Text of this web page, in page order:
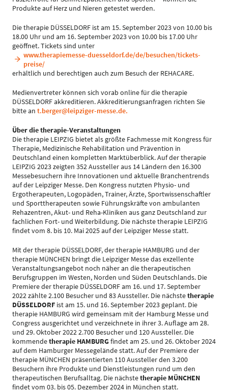
Produkte auf Herz und Nieren getestet werden.
Die therapie DÜSSELDORF ist am 15. September 2023 von 10.00 bis
18.00 Uhr und am 16. September 2023 von 10.00 bis 17.00 Uhr
geöffnet. Tickets sind unter
www.therapiemesse-duesseldorf.de/de/besuchen/tickets-
preise/
erhältlich und berechtigen auch zum Besuch der REHACARE.
Medienvertreter können sich vorab online für die therapie
DÜSSELDORF akkreditieren. Akkreditierungsanfragen richten Sie
bitte an t.berger@leipziger-messe.de.
Über die therapie-Veranstaltungen
Die therapie LEIPZIG bietet als größte Fachmesse mit Kongress für
Therapie, Medizinische Rehabilitation und Prävention in
Deutschland einen kompletten Marktüberblick. Auf der therapie
LEIPZIG 2023 zeigten 352 Aussteller aus 14 Ländern den 16.300
Messebesuchern ihre Innovationen und aktuelle Branchentrends
auf der Leipziger Messe. Den Kongress nutzten Physio- und
Ergotherapeuten, Logopäden, Trainer, Ärzte, Sportwissenschaftler
und Sporttherapeuten sowie Führungskräfte von ambulanten
Rehazentren, Akut- und Reha-Kliniken aus ganz Deutschland zur
fachlichen Fort- und Weiterbildung. Die nächste therapie LEIPZIG
findet vom 8. bis 10. Mai 2025 auf der Leipziger Messe statt.
Mit der therapie DÜSSELDORF, der therapie HAMBURG und der
therapie MÜNCHEN bringt die Leipziger Messe das exzellente
Veranstaltungsangebot noch näher an die therapeutischen
Berufsgruppen im Westen, Norden und Süden Deutschlands. Die
Premiere der therapie DÜSSELDORF am 16. und 17. September
2022 zählte 2.100 Besucher und 83 Aussteller. Die nächstetherapie
DÜSSELDORF ist am 15. und 16. September 2023 geplant. Die
therapie HAMBURG wird gemeinsam mit der Hamburg Messe und
Congress ausgerichtet und verzeichnete in ihrer 3. Auflage am 28.
und 29. Oktober 2022 2.700 Besucher und 120 Aussteller. Die
kommendetherapie HAMBURGfindet am 25. und 26. Oktober 2024
auf dem Hamburger Messegelände statt. Auf der Premiere der
therapie MÜNCHEN präsentierten 110 Aussteller den 3.200
Besuchern ihre Produkte und Dienstleistungen rund um den
therapeutischen Berufsalltag. Die nächstetherapie MÜNCHEN
findet vom 03. bis 05. Dezember 2024 in München statt.